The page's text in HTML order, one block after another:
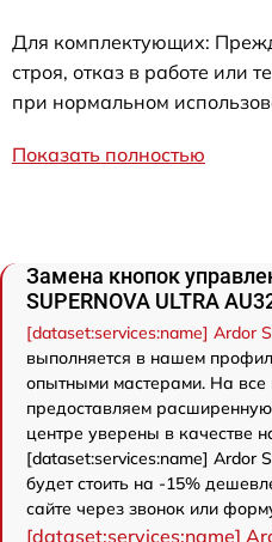
Для комплектующих:
строя, отказ в работе или
при нормальном
Показать полностью
Замена кнопок
SUPERNOVA ULTRA
[dataset:services:name] Ardor
выполняется в нашем
опытными мастерами. На все
предоставляем
центре уверены в качестве
[dataset:services:name] Ardor
будет стоить на -15%
сайте через звонок или
[dataset:services:name]